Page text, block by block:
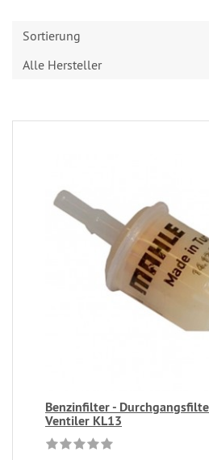
Sortierung
Alle Hersteller
Benzinfilter -
Ventiler KL13